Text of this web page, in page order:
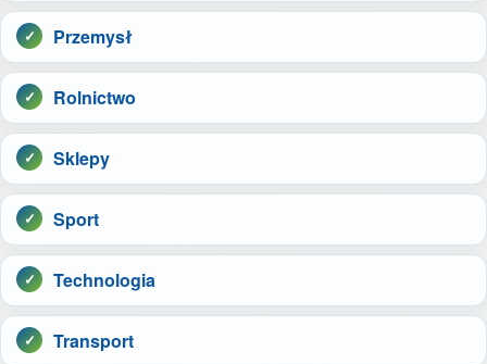
Przemysł
Rolnictwo
Sklepy
Sport
Technologia
Transport